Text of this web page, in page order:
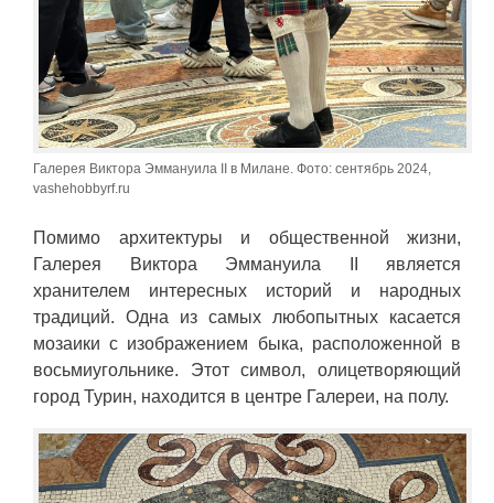
Галерея Виктора Эммануила II в Милане. Фото: сентябрь 2024,
vashehobbyrf.ru
Помимо архитектуры и общественной жизни,
Галерея Виктора Эммануила II является
хранителем интересных историй и народных
традиций. Одна из самых любопытных касается
мозаики с изображением быка, расположенной в
восьмиугольнике. Этот символ, олицетворяющий
город Турин, находится в центре Галереи, на полу.